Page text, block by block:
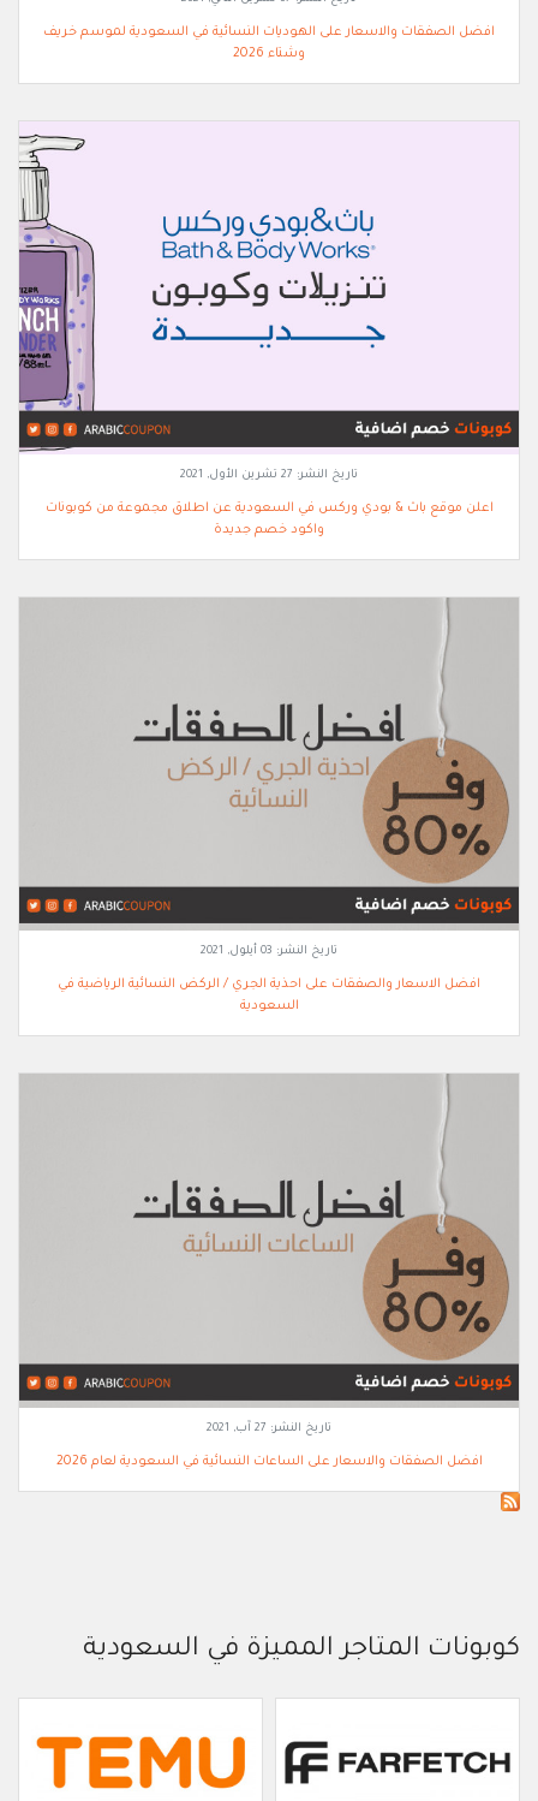
افضل الصفقات والاسعار على الهوديات النسائية في السعودية لموسم خريف
وشتاء 2026
تاريخ النشر: 27 تشرين الأول, 2021
اعلن موقع باث & بودي وركس في السعودية عن اطلاق مجموعة من كوبونات
واكود خصم جديدة
تاريخ النشر: 03 أيلول, 2021
افضل الاسعار والصفقات على احذية الجري / الركض النسائية الرياضية في
السعودية
تاريخ النشر: 27 آب, 2021
افضل الصفقات والاسعار على الساعات النسائية في السعودية لعام 2026
كوبونات المتاجر المميزة في السعودية